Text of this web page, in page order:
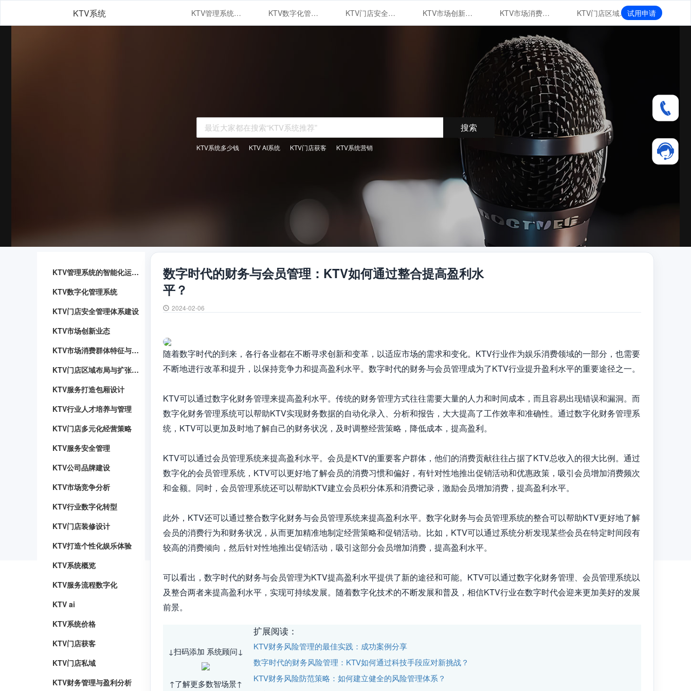
KTV系统 KTV管理系统的智能化运用与优势 KTV数字化管理系统 KTV门店安全管理体系建设 KTV市场创新业态 KTV市场消费群体特征与行为分析 KTV门店区域布局与扩张战略 试用申请
搜索
KTV系统多少钱 KTV AI系统 KTV门店获客 KTV系统营销
KTV管理系统的智能化运用与优势
KTV数字化管理系统
KTV门店安全管理体系建设
KTV市场创新业态
KTV市场消费群体特征与行为分析
KTV门店区域布局与扩张战略
KTV服务打造包厢设计
KTV行业人才培养与管理
KTV门店多元化经营策略
KTV服务安全管理
KTV公司品牌建设
KTV市场竞争分析
KTV行业数字化转型
KTV门店装修设计
KTV打造个性化娱乐体验
KTV系统概览
KTV服务流程数字化
KTV ai
KTV系统价格
KTV门店获客
KTV门店私域
KTV财务管理与盈利分析
数字时代的财务与会员管理：KTV如何通过整合提高盈利水
平？
2024-02-06
随着数字时代的到来，各行各业都在不断寻求创新和变革，以适应市场的需求和变化。KTV行业作为娱乐消费领域的一部分，也需要
不断地进行改革和提升，以保持竞争力和提高盈利水平。数字时代的财务与会员管理成为了KTV行业提升盈利水平的重要途径之一。
KTV可以通过数字化财务管理来提高盈利水平。传统的财务管理方式往往需要大量的人力和时间成本，而且容易出现错误和漏洞。而
数字化财务管理系统可以帮助KTV实现财务数据的自动化录入、分析和报告，大大提高了工作效率和准确性。通过数字化财务管理系
统，KTV可以更加及时地了解自己的财务状况，及时调整经营策略，降低成本，提高盈利。
KTV可以通过会员管理系统来提高盈利水平。会员是KTV的重要客户群体，他们的消费贡献往往占据了KTV总收入的很大比例。通过
数字化的会员管理系统，KTV可以更好地了解会员的消费习惯和偏好，有针对性地推出促销活动和优惠政策，吸引会员增加消费频次
和金额。同时，会员管理系统还可以帮助KTV建立会员积分体系和消费记录，激励会员增加消费，提高盈利水平。
此外，KTV还可以通过整合数字化财务与会员管理系统来提高盈利水平。数字化财务与会员管理系统的整合可以帮助KTV更好地了解
会员的消费行为和财务状况，从而更加精准地制定经营策略和促销活动。比如，KTV可以通过系统分析发现某些会员在特定时间段有
较高的消费倾向，然后针对性地推出促销活动，吸引这部分会员增加消费，提高盈利水平。
可以看出，数字时代的财务与会员管理为KTV提高盈利水平提供了新的途径和可能。KTV可以通过数字化财务管理、会员管理系统以
及整合两者来提高盈利水平，实现可持续发展。随着数字化技术的不断发展和普及，相信KTV行业在数字时代会迎来更加美好的发展
↓扫码添加 系统顾问↓
↑了解更多数智场景↑
扩展阅读：
KTV财务风险管理的最佳实践：成功案例分享
数字时代的财务风险管理：KTV如何通过科技手段应对新挑战？
KTV财务风险防范策略：如何建立健全的风险管理体系？